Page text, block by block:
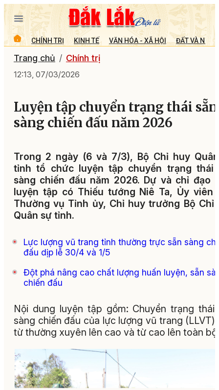
CHÍNH TRỊ KINH TẾ VĂN HÓA - XÃ HỘI ĐẤT VÀ
Trang chủ Chính trị
12:13, 07/03/2026
Luyện tập chuyển trạng thái sẵn
sàng chiến đấu năm 2026
Trong 2 ngày (6 và 7/3), Bộ Chỉ huy
tỉnh tổ chức luyện tập chuyển trạng thái
sàng chiến đấu năm 2026. Dự và chỉ đạo
luyện tập có Thiếu tướng Niê Ta, Ủy viên
Thường vụ Tỉnh ủy, Chỉ huy trưởng Bộ Chỉ
Quân sự tỉnh.
Lực lượng vũ trang tỉnh thường trực sẵn sàng
đấu dịp lễ 30/4 và 1/5
Đột phá nâng cao chất lượng huấn luyện, sẵn
chiến đấu
Nội dung luyện tập gồm: Chuyển trạng thái
sàng chiến đấu của lực lượng vũ trang (LLVT)
từ thường xuyên lên cao và từ cao lên toàn bộ.